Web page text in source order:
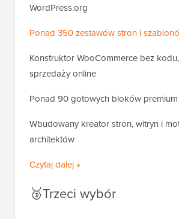
WordPress.org
Ponad 350 zestawów stron i
Konstruktor WooCommerce bez
sprzedaży online
Ponad 90 gotowych bloków premium
Wbudowany kreator stron, witryn i
architektów
Czytaj dalej »
🥉Trzeci wybór